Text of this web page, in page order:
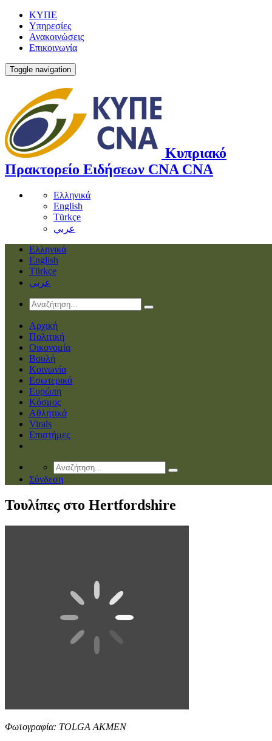
ΚΥΠΕ
Υπηρεσίες
Ανακοινώσεις
Επικοινωνία
Toggle navigation
Κυπριακό
Πρακτορείο Ειδήσεων CNA CNA
Ελληνικά
English
Türkçe
عربي
Ελληνικά
English
Türkçe
عربي
Αρχική
Πολιτική
Οικονομία
Βουλή
Κοινωνία
Εσωτερικά
Ευρώπη
Κόσμος
Αθλητικά
Virals
Επιστήμες
Σύνδεση
Τουλίπες στο Hertfordshire
Φωτογραφία: TOLGA AKMEN